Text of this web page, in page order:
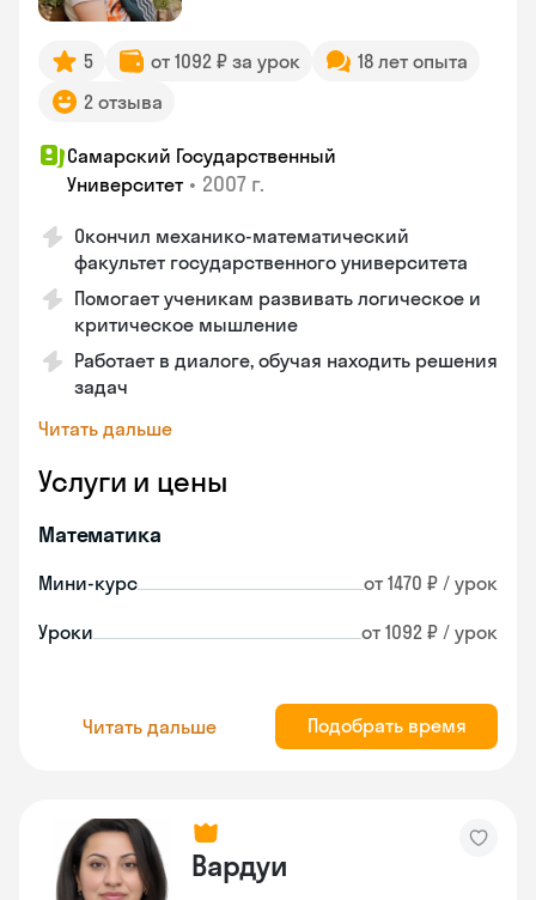
5 от 1092 ₽ за урок
18 лет опыта
2 отзыва
Самарский Государственный
Университет • 2007 г.
Окончил механико-математический
факультет государственного университета
Помогает ученикам развивать логическое и
критическое мышление
Работает в диалоге, обучая находить решения
задач
Читать дальше
Услуги и цены
Математика
Мини-курс от 1470 ₽ / урок
Уроки от 1092 ₽ / урок
Читать дальше Подобрать время
Вардуи